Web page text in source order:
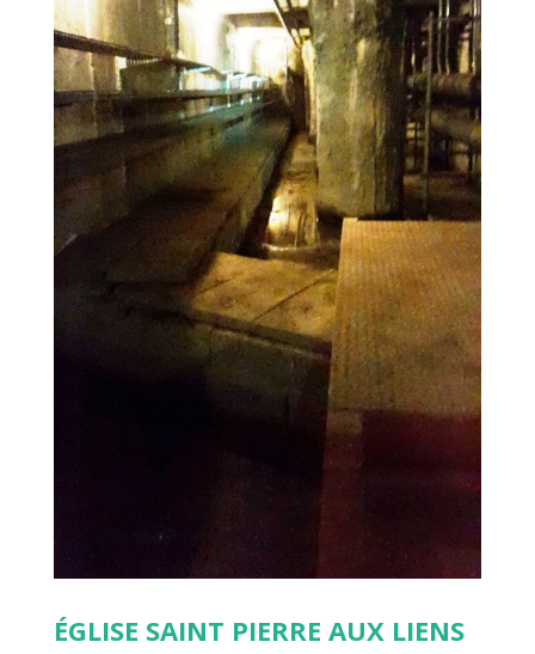
ÉGLISE SAINT PIERRE AUX LIENS